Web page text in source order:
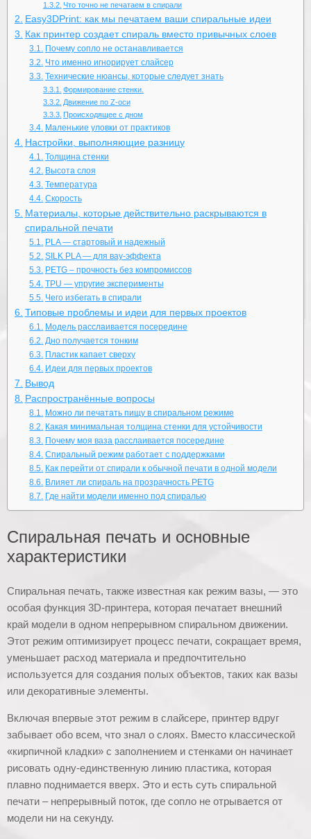
Что точно не печатаем в спирали
Easy3DPrint: как мы печатаем ваши спиральные идеи
Как принтер создает спираль вместо привычных слоев
Почему сопло не останавливается
Что именно игнорирует слайсер
Технические нюансы, которые следует знать
Формирование стенки.
Движение по Z-оси
Происходящее с дном
Маленькие уловки от практиков
Настройки, выполняющие разницу
Толщина стенки
Высота слоя
Температура
Скорость
Материалы, которые действительно раскрываются в
спиральной печати
PLA — стартовый и надежный
SILK PLA — для вау-эффекта
PETG – прочность без компромиссов
TPU — упругие эксперименты
Чего избегать в спирали
Типовые проблемы и идеи для первых проектов
Модель расслаивается посередине
Дно получается тонким
Пластик капает сверху
Идеи для первых проектов
Вывод
Распространённые вопросы
Можно ли печатать пищу в спиральном режиме
Какая минимальная толщина стенки для устойчивости
Почему моя ваза расслаивается посередине
Спиральный режим работает с поддержками
Как перейти от спирали к обычной печати в одной модели
Влияет ли спираль на прозрачность PETG
Где найти модели именно под спиралью
Спиральная печать и основные
характеристики
Спиральная печать, также известная как режим вазы, — это
особая функция 3D-принтера, которая печатает внешний
край модели в одном непрерывном спиральном движении.
Этот режим оптимизирует процесс печати, сокращает время,
уменьшает расход материала и предпочтительно
используется для создания полых объектов, таких как вазы
или декоративные элементы.
Включая впервые этот режим в слайсере, принтер вдруг
забывает обо всем, что знал о слоях. Вместо классической
«кирпичной кладки» с заполнением и стенками он начинает
рисовать одну-единственную линию пластика, которая
плавно поднимается вверх. Это и есть суть спиральной
печати – непрерывный поток, где сопло не отрывается от
модели ни на секунду.